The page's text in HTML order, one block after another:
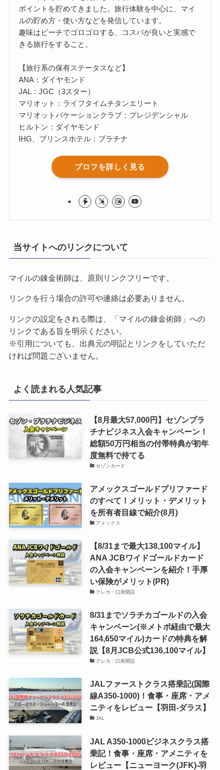
ポイントを貯めてきました。旅行体験を中心に、マイ
ルの貯め方・使い方などを発信しています。
趣味はビーチでゴロゴロする、コスパが良いと実感で
きる旅行をすること。
【旅行系の保有ステータスなど】
ANA：ダイヤモンド
JAL：JGC（3スター）
マリオット：ライフタイムチタンエリート
マリオットバケーションクラブ：プレジデンシャル
ヒルトン：ダイヤモンド
IHG、プリンスホテル：プラチナ
プロフを詳しく見る
当サイトへのリンクについて
マイルの錬金術師は、原則リンクフリーです。
リンクを行う場合の許可や連絡は必要ありません。
リンクの設定をされる際は、「マイルの錬金術師」への
リンクである旨を明示ください。
※引用についても、出典元の明記とリンクをしていただ
ければ問題ございません。
よく読まれる人気記事
【8月最大57,000円】セゾンプラ
チナビジネス入会キャンペーン！
総額50万円相当の付帯特典が初年
度無料で持てる
セゾンカード
アメックスゴールドプリファード
のすべて！メリット・デメリット
を所有者目線で紹介(8月)
アメックス
【8/31まで最大138,100マイル】
ANA JCBワイドゴールドカード
の入会キャンペーンを紹介！手厚
い保険がメリット(PR)
クレカ・口座開設
8/31までソラチカゴールドの入会
キャンペーン(※メトポ経由で最大
164,650マイル)カードの特典を解
説【8月JCB公式136,100マイル】
クレカ・口座開設
JALファーストクラス搭乗記(国際
線A350-1000)！食事・座席・アメ
ニティをレビュー【羽田-ダラス】
JAL
JAL A350-1000ビジネスクラス搭
乗記！食事・座席・アメニティを
レビュー【ニューヨーク(JFK)-羽